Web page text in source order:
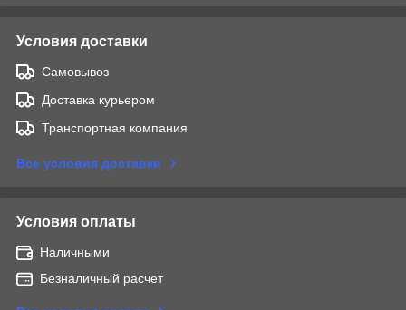
Условия доставки
Самовывоз
Доставка курьером
Транспортная компания
Все условия доставки
Условия оплаты
Наличными
Безналичный расчет